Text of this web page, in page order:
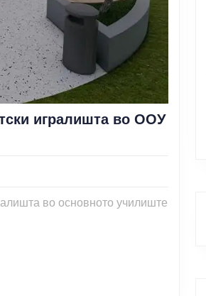
игралишта во ООУ
во основното училиште